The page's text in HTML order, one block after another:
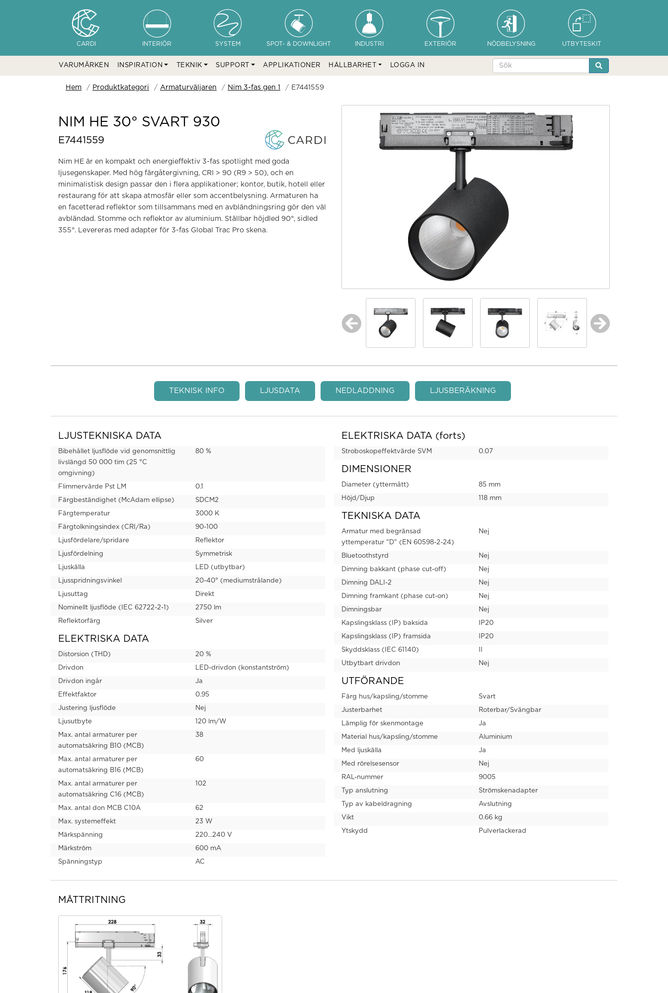
CARDI INTERIÖR SYSTEM SPOT- & DOWNLIGHT INDUSTRI EXTERIÖR NÖDBELYSNING UTBYTESKIT
VARUMÄRKEN INSPIRATION TEKNIK SUPPORT APPLIKATIONER HÅLLBARHET LOGGA IN
Hem Produktkategori Armaturväljaren Nim 3-fas gen 1 E7441559
NIM HE 30° SVART 930
E7441559
Nim HE är en kompakt och energieffektiv 3-fas spotlight med goda
ljusegenskaper. Med hög färgåtergivning, CRI > 90 (R9 > 50), och en
minimalistisk design passar den i flera applikationer; kontor, butik, hotell eller
restaurang för att skapa atmosfär eller som accentbelysning. Armaturen ha
en facetterad reflektor som tillsammans med en avbländningsring gör den väl
avbländad. Stomme och reflektor av aluminium. Ställbar höjdled 90°, sidled
355°. Levereras med adapter för 3-fas Global Trac Pro skena.
TEKNISK INFO LJUSDATA NEDLADDNING LJUSBERÄKNING
LJUSTEKNISKA DATA
Bibehållet ljusflöde vid genomsnittlig
livslängd 50 000 tim (25 °C
omgivning)
80 %
Flimmervärde Pst LM 0.1
Färgbeständighet (McAdam ellipse) SDCM2
Färgtemperatur 3000 K
Färgtolkningsindex (CRI/Ra) 90-100
Ljusfördelare/spridare Reflektor
Ljusfördelning Symmetrisk
Ljuskälla LED (utbytbar)
Ljusspridningsvinkel 20-40° (mediumstrålande)
Ljusuttag Direkt
Nominellt ljusflöde (IEC 62722-2-1) 2750 lm
Reflektorfärg Silver
ELEKTRISKA DATA
Distorsion (THD) 20 %
Drivdon LED-drivdon (konstantström)
Drivdon ingår Ja
Effektfaktor 0.95
Justering ljusflöde Nej
Ljusutbyte 120 lm/W
Max. antal armaturer per
automatsäkring B10 (MCB)
38
Max. antal armaturer per
automatsäkring B16 (MCB)
60
Max. antal armaturer per
automatsäkring C16 (MCB)
102
Max. antal don MCB C10A 62
Max. systemeffekt 23 W
Märkspänning 220...240 V
Märkström 600 mA
Spänningstyp AC
ELEKTRISKA DATA (forts)
Stroboskopeffektvärde SVM 0.07
DIMENSIONER
Diameter (yttermått) 85 mm
Höjd/Djup 118 mm
TEKNISKA DATA
Armatur med begränsad
yttemperatur "D" (EN 60598-2-24)
Nej
Bluetoothstyrd Nej
Dimning bakkant (phase cut-off) Nej
Dimning DALI-2 Nej
Dimning framkant (phase cut-on) Nej
Dimningsbar Nej
Kapslingsklass (IP) baksida IP20
Kapslingsklass (IP) framsida IP20
Skyddsklass (IEC 61140)
Utbytbart drivdon Nej
UTFÖRANDE
Färg hus/kapsling/stomme Svart
Justerbarhet Roterbar/Svängbar
Lämplig för skenmontage Ja
Material hus/kapsling/stomme Aluminium
Med ljuskälla Ja
Med rörelsesensor Nej
RAL-nummer 9005
Typ anslutning Strömskenadapter
Typ av kabeldragning Avslutning
Vikt 0.66 kg
Ytskydd Pulverlackerad
MÅTTRITNING